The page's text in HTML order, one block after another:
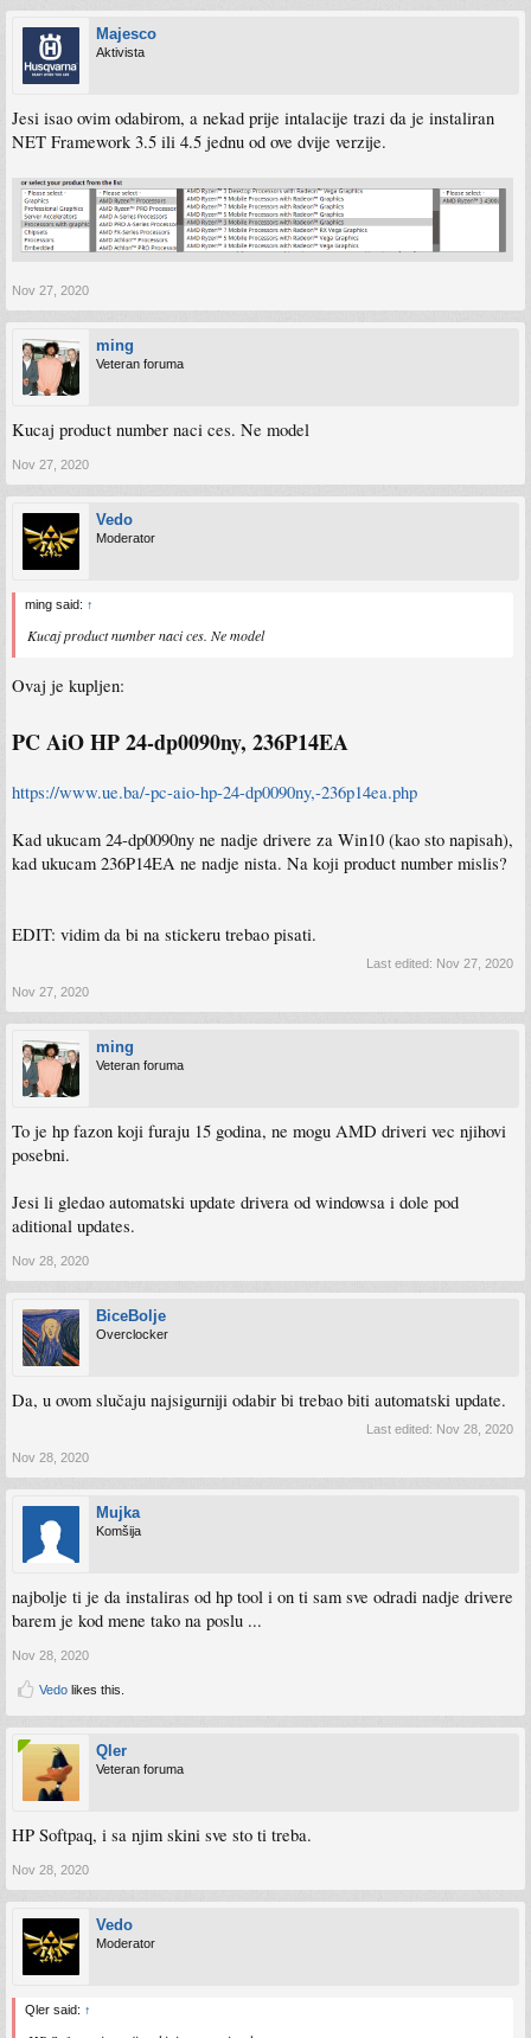
Majesco
Aktivista
Jesi isao ovim odabirom, a nekad prije intalacije trazi da je instaliran
NET Framework 3.5 ili 4.5 jednu od ove dvije verzije.
Nov 27, 2020
ming
Veteran foruma
Kucaj product number naci ces. Ne model
Nov 27, 2020
Vedo
Moderator
ming said: ↑
Kucaj product number naci ces. Ne model
Ovaj je kupljen:
PC AiO HP 24-dp0090ny, 236P14EA
https://www.ue.ba/-pc-aio-hp-24-dp0090ny,-236p14ea.php
Kad ukucam 24-dp0090ny ne nadje drivere za Win10 (kao sto napisah),
kad ukucam 236P14EA ne nadje nista. Na koji product number mislis?
EDIT: vidim da bi na stickeru trebao pisati.
Last edited: Nov 27, 2020
Nov 27, 2020
ming
Veteran foruma
To je hp fazon koji furaju 15 godina, ne mogu AMD driveri vec njihovi
posebni.
Jesi li gledao automatski update drivera od windowsa i dole pod
aditional updates.
Nov 28, 2020
BiceBolje
Overclocker
Da, u ovom slučaju najsigurniji odabir bi trebao biti automatski update.
Last edited: Nov 28, 2020
Nov 28, 2020
Mujka
Komšija
najbolje ti je da instaliras od hp tool i on ti sam sve odradi nadje drivere
barem je kod mene tako na poslu ...
Nov 28, 2020
Vedo likes this.
Qler
Veteran foruma
HP Softpaq, i sa njim skini sve sto ti treba.
Nov 28, 2020
Vedo
Moderator
Qler said: ↑